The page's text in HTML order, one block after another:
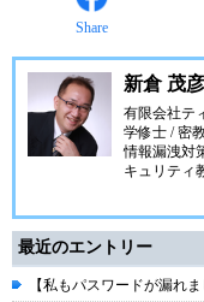
Share
新倉 茂彦
有限会社テ
学修士 / 密
情報漏洩対
キュリティ
最近のエントリー
【私もパスワードが漏れ